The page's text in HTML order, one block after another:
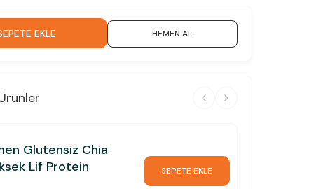
EKLE HEMEN AL
Glutensiz Chia
Lif Protein
SEPETE EKLE